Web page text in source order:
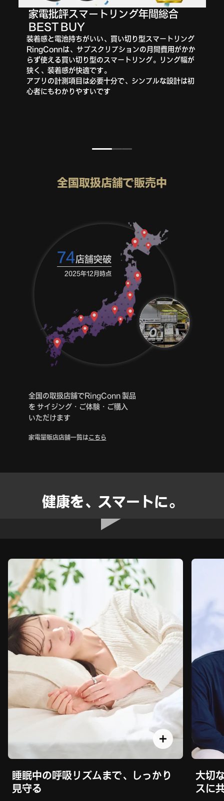
家電批評スマートリング年間総合
BEST BUY
装着感と電池持ちがいい、買い切り型スマートリング
RingConnは、サブスクリプションの月間費用がかか
らず使える買い切り型のスマートリング。リング幅が
狭く、装着感が快適です。
アプリの計測項目は必要十分で、シンプルな設計は初
心者にもわかりやすいです
全国取扱店舗で販売中
全国の取扱店舗でRingConn 製品
を サイジング・ご体験・ご購入
いただけます
家電量販店店舗一覧はこちら
74店舗突破
2025年12月時点
健康を、スマートに。
動画を再生する
血管ヘルス傾向
24時間、血管を見守る
日中の活動から睡眠中まで、血管のコンディ
ションを継続的に記録。毎日の小さな変化を
見える化し、体調管理をスマートに支えま
す。
振動アラート
からだの変化を、
リング振動でお知らせ
心拍の変動や座りすぎなどのサインを検知す
ると、リングがやさしく振動。必要なタイミ
ングを逃さず、自然に行動へつなげます。
＋
睡眠中の呼吸リズムまで、しっかり
見守る
大切
スに